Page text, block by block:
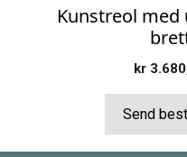
Kunstreol
kr
Send